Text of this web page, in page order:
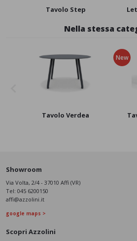
Tavolo Step
Nella stessa
Tavolo Verdea
New
Showroom
Via Volta, 2/4 - 37010 Affi (VR)
Tel: 045 6200150
affi@azzolini.it
google maps >
Scopri Azzolini